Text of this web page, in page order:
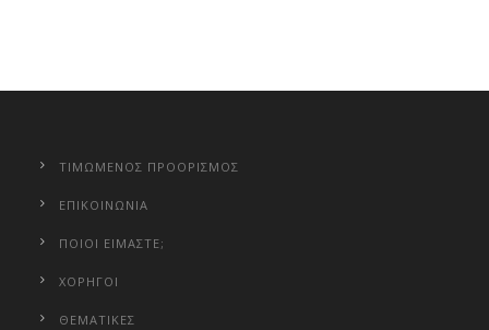
ΤΙΜΩΜΕΝΟΣ ΠΡΟΟΡΙΣΜΟΣ
ΕΠΙΚΟΙΝΩΝΙΑ
ΠΟΙΟΙ ΕΙΜΑΣΤΕ;
ΧΟΡΗΓΟΙ
ΘΕΜΑΤΙΚΕΣ